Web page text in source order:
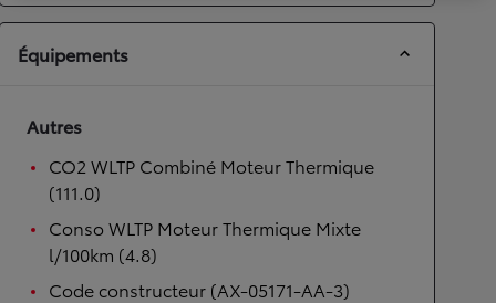
Équipements
Autres
CO2 WLTP Combiné Moteur Thermique
(111.0)
Conso WLTP Moteur Thermique Mixte
l/100km (4.8)
Code constructeur (AX-05171-AA-3)